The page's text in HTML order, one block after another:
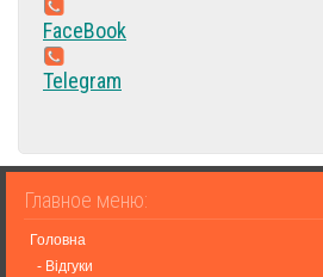
FaceBook
Telegram
Головна
- Відгуки